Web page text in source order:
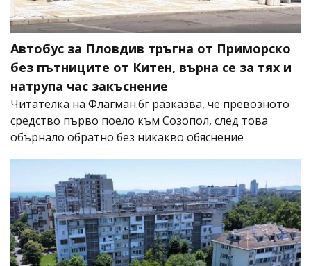
Автобус за Пловдив тръгна от Приморско
без пътниците от Китен, върна се за тях и
натрупа час закъснение
Читателка на Флагман.бг разказва, че превозното
средство първо поело към Созопол, след това
обърнало обратно без никакво обяснение